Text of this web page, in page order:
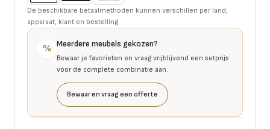
De beschikbare betaalmethoden kunnen verschillen per land,
apparaat, klant en bestelling.
% Meerdere meubels gekozen?
Bewaar je favorieten en vraag vrijblijvend een setprijs
voor de complete combinatie aan.
Bewaar en vraag een offerte